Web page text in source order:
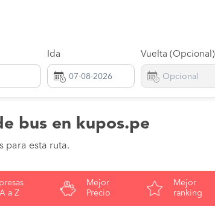
Ida Vuelta (Opcional)
bus en kupos.pe
para esta ruta.
a Z
Mejor
Precio
Mejor
ranking